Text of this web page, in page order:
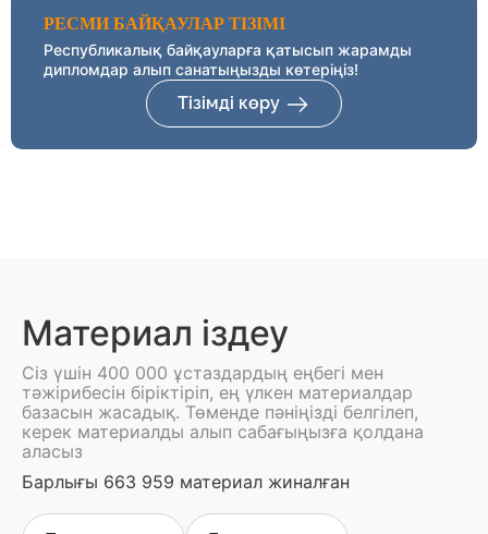
РЕСМИ БАЙҚАУЛАР ТІЗІМІ
Республикалық байқауларға қатысып жарамды
дипломдар алып санатыңызды көтеріңіз!
Тізімді көру
Материал іздеу
Сіз үшін 400 000 ұстаздардың еңбегі мен
тәжірибесін біріктіріп, ең үлкен материалдар
базасын жасадық. Төменде пәніңізді белгілеп,
керек материалды алып сабағыңызға қолдана
аласыз
Барлығы 663 959 материал жиналған